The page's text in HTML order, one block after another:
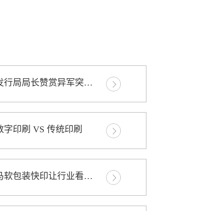
中宣部印刷发行局局长赞赏异军突起的双马软包装数字印刷
字印刷 VS 传统印刷
大爆料！双马软包装快印让行业看到了希望